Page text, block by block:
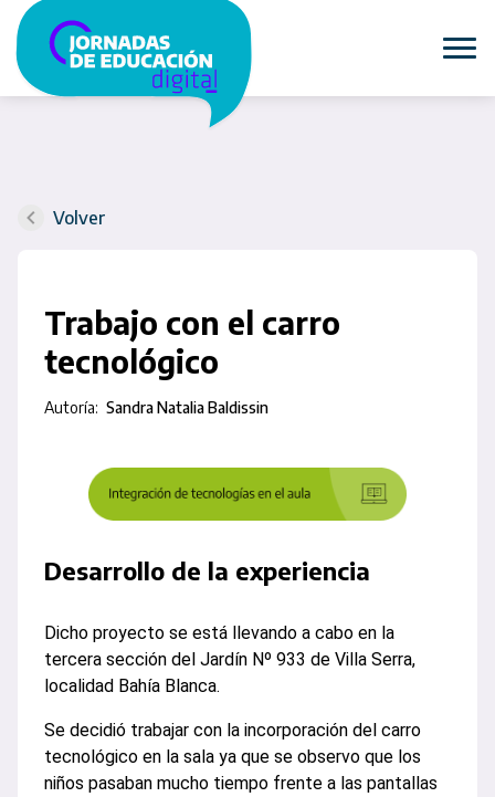
Volver
Trabajo con el carro
tecnológico
Autoría: Sandra Natalia Baldissin
Desarrollo de la experiencia
Dicho proyecto se está llevando a cabo en la
tercera sección del Jardín Nº 933 de Villa Serra,
localidad Bahía Blanca.
Se decidió trabajar con la incorporación del carro
tecnológico en la sala ya que se observo que los
niños pasaban mucho tiempo frente a las pantallas